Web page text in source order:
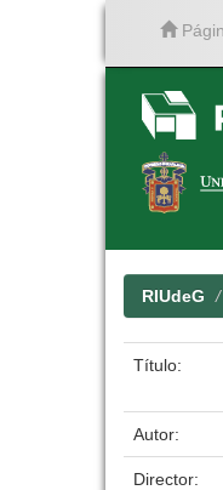
RIUdeG
Título:
Autor:
Director: